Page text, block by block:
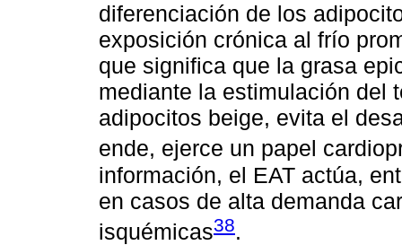
diferenciación de los
exposición crónica al frío
que significa que la grasa
mediante la estimulación del
adipocitos beige, evita el
ende, ejerce un papel
información, el EAT actúa,
en casos de alta demanda
isquémicas38.